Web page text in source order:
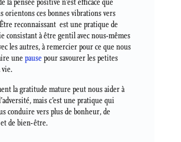
la pensée positive n’est efficace que
orientons ces bonnes vibrations vers
reconnaissant est une pratique de
consistant à être gentil avec nous-mêmes
les autres, à remercier pour ce que nous
unepausepour savourer les petites
vie.
la gratitude mature peut nous aider à
mais c’est une pratique qui
conduire vers plus de bonheur, de
de bien-être.